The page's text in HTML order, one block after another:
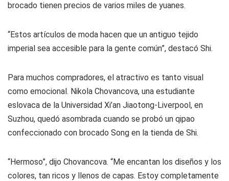
brocado tienen precios de varios miles de yuanes.
“Estos artículos de moda hacen que un antiguo tejido
imperial sea accesible para la gente común”, destacó Shi.
Para muchos compradores, el atractivo es tanto visual
como emocional. Nikola Chovancova, una estudiante
eslovaca de la Universidad Xi’an Jiaotong-Liverpool, en
Suzhou, quedó asombrada cuando se probó un qipao
confeccionado con brocado Song en la tienda de Shi.
“Hermoso”, dijo Chovancova. “Me encantan los diseños y los
colores, tan ricos y llenos de capas. Estoy completamente